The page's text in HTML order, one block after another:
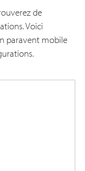
de
Voici
paravent mobile